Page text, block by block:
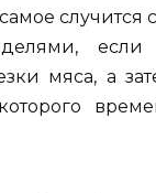
случится
если
мяса, а